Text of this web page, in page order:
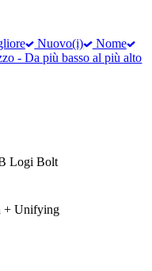
Nuovo(i)
Nome
- Da più basso al più alto
Logi Bolt
+ Unifying